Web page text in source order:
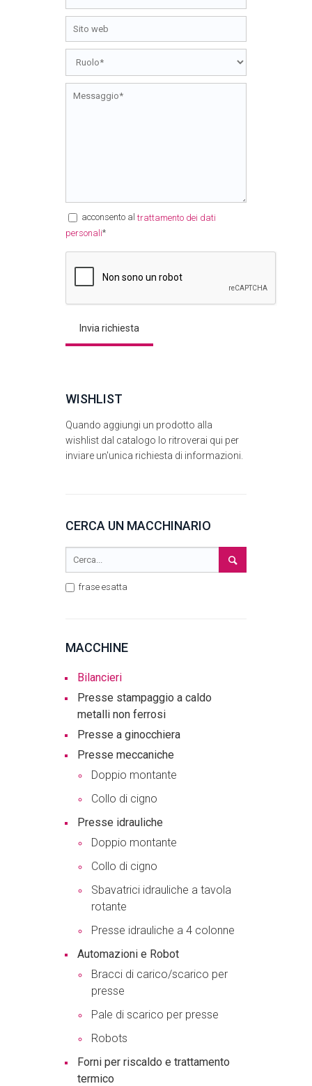
acconsento altrattamento dei dati
personali*
WISHLIST
Quando aggiungi un prodotto alla
wishlist dal catalogo lo ritroverai qui per
inviare un'unica richiesta di informazioni.
CERCA UN MACCHINARIO
frase esatta
MACCHINE
Bilancieri
Presse stampaggio a caldo
metalli non ferrosi
Presse a ginocchiera
Presse meccaniche
Doppio montante
Collo di cigno
Presse idrauliche
Doppio montante
Collo di cigno
Sbavatrici idrauliche a tavola
rotante
Presse idrauliche a 4 colonne
Automazioni e Robot
Bracci di carico/scarico per
presse
Pale di scarico per presse
Robots
Forni per riscaldo e trattamento
termico